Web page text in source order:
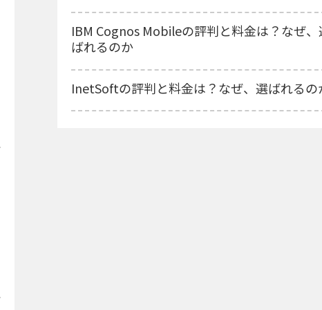
IBM Cognos Mobileの評判と料金は？なぜ、
ばれるのか
InetSoftの評判と料金は？なぜ、選ばれるの